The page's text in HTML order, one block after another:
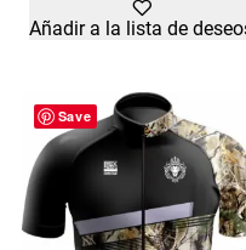
tiene
múltiples
opciones
se
pueden
elegir
en
la
Añadir a la lista de
Save